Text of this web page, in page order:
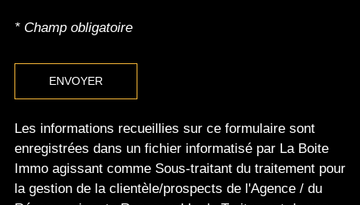
* Champ obligatoire
ENVOYER
Les informations recueillies sur ce formulaire sont
enregistrées dans un fichier informatisé par La Boite
Immo agissant comme Sous-traitant du traitement pour
la gestion de la clientèle/prospects de l'Agence / du